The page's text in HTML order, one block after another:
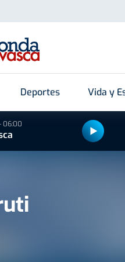
Deportes Vida y
06:00